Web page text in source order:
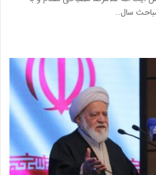
سال…